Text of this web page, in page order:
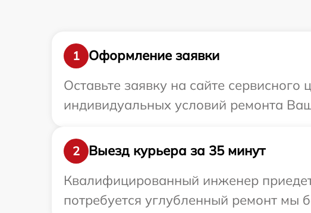
1
Оформление заявки
Оставьте заявку на сайте
индивидуальных условий ремонта
2
Выезд курьера за 35 минут
Квалифицированный инженер
потребуется углубленный ремонт мы